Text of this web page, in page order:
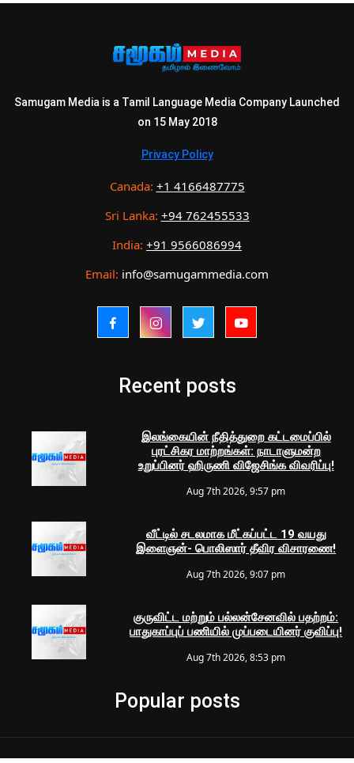
Samugam Media is a Tamil Language Media Company Launched
on 15 May 2018
Privacy Policy
Canada: +1 4166487775
Sri Lanka: +94 762455533
India: +91 9566086994
Email: info@samugammedia.com
Recent posts
இலங்கையின் நீதித்துறை கட்டமைப்பில்
புரட்சிகர மாற்றங்கள்: நாடாளுமன்ற
உறுப்பினர் ஹிருணி விஜேசிங்க விவரிப்பு!
Aug 7th 2026, 9:57 pm
வீட்டில் சடலமாக மீட்கப்பட்ட 19 வயது
இளைஞன்- பொலிஸார் தீவிர விசாரணை!
Aug 7th 2026, 9:07 pm
குருவிட்ட மற்றும் பல்லன்சேனவில் பதற்றம்:
பாதுகாப்புப் பணியில் முப்படையினர் குவிப்பு!
Aug 7th 2026, 8:53 pm
Popular posts